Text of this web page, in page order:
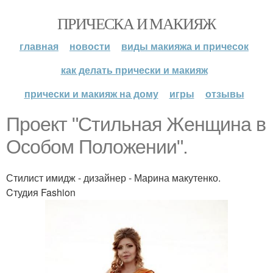
ПРИЧЕСКА И МАКИЯЖ
главная новости
виды макияжа и причесок
как делать прически и макияж
прически и макияж на дому
игры отзывы
Проект "Стильная Женщина в
Особом Положении".
Стилист имидж - дизайнер - Марина макутенко.
Cтудия Fashion